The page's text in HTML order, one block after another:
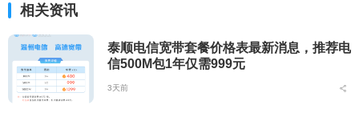
相关资讯
泰顺电信宽带套餐价格表最新消息，推荐电
信500M包1年仅需999元
3天前